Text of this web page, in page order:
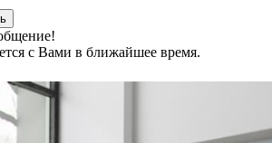
с Вами в ближайшее время.